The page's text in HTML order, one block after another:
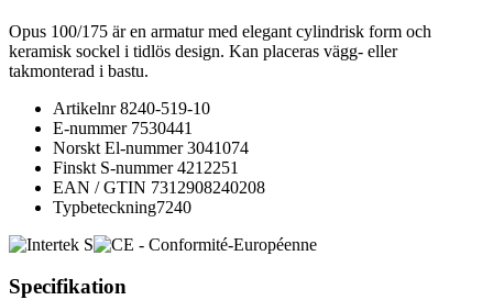
Opus 100/175 är en armatur med elegant cylindrisk form och
keramisk sockel i tidlös design. Kan placeras vägg- eller
takmonterad i bastu.
Artikelnr8240-519-10
E-nummer7530441
Norskt El-nummer3041074
Finskt S-nummer4212251
EAN / GTIN 7312908240208
Typbeteckning7240
Specifikation